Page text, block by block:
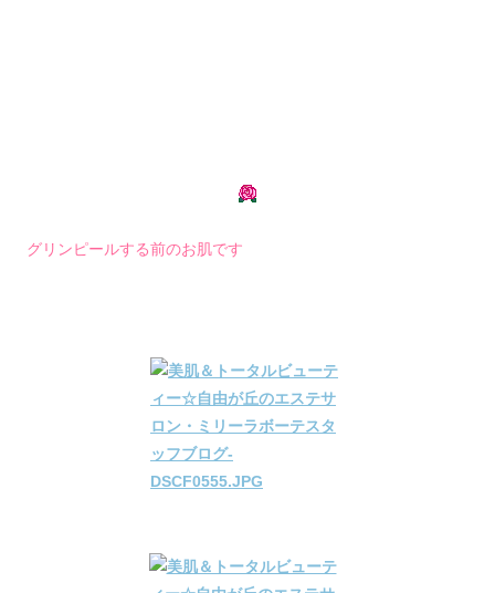
グリンピールする前のお肌です